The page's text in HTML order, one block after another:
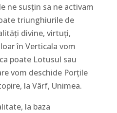
ne susțin sa ne activam
triunghiurile de
divine, virtuți,
în Verticala vom
poate Lotusul sau
vom deschide Porțile
la Vârf, Unimea.
la baza